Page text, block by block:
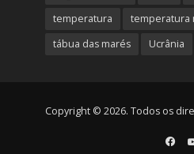
temperatura
temperatura
tábua das marés
Ucrânia
Copyright © 2026. Todos os